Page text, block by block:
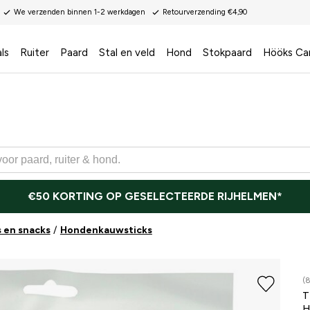
We verzenden binnen 1-2 werkdagen Retourverzending €4,90
Ruiter Paard Stal en veld Hond Stokpaard Hööks
€50 KORTING OP GESELECTEERDE RIJHELMEN*
snacks Hondenkauwsticks